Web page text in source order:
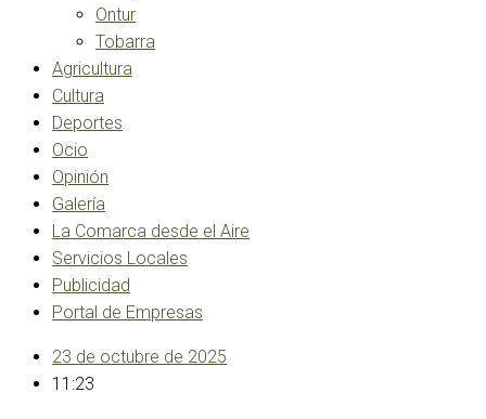
Ontur
Tobarra
Agricultura
Cultura
Deportes
Ocio
Opinión
Galería
La Comarca desde el Aire
Servicios Locales
Publicidad
Portal de Empresas
23 de octubre de 2025
11:23